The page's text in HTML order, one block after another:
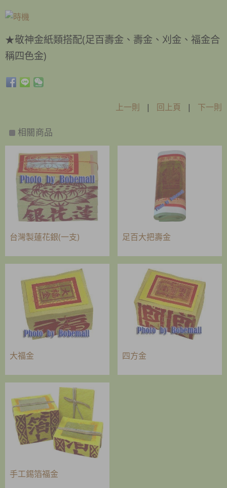
★敬神金紙類搭配(足百壽金、壽金、刈金、福金合
稱四色金)
上一則 | 回上頁 | 下一則
相關商品
台灣製蓮花銀(一支) 足百大把壽金
大福金 四方金
手工錫箔福金